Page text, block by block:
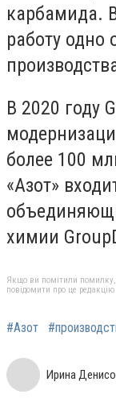
карбамида.
работу одно
В 2020 году
более 100
«Азот»
химии Group
Якщо ви помітили помилку,
повідомити про це редакцію
#Азот
Ирина